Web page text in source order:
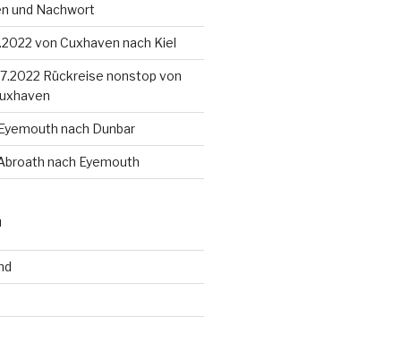
und Nachwort
von Cuxhaven nach Kiel
Rückreise nonstop von
nach Dunbar
nach Eyemouth